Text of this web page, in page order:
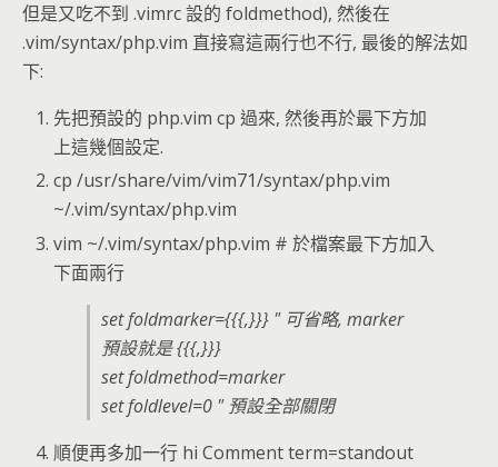
但是又吃不到 .vimrc 設的 foldmethod), 然後在
.vim/syntax/php.vim 直接寫這兩行也不行, 最後的解法如
下:
先把預設的 php.vim cp 過來, 然後再於最下方加
上這幾個設定.
cp /usr/share/vim/vim71/syntax/php.vim
~/.vim/syntax/php.vim
vim ~/.vim/syntax/php.vim # 於檔案最下方加入
下面兩行
set foldmarker={{{,}}} " 可省略, marker
預設就是 {{{,}}}
set foldmethod=marker
set foldlevel=0 " 預設全部關閉
順便再多加一行 hi Comment term=standout